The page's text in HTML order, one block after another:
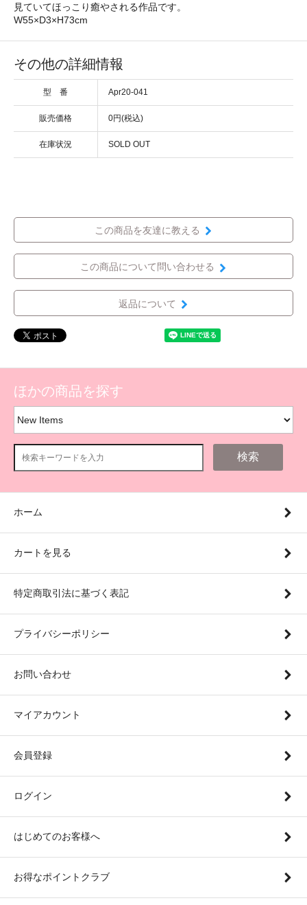
見ていてほっこり癒やされる作品です。
W55×D3×H73cm
その他の詳細情報
型 番 Apr20-041
販売価格 0円(税込)
在庫状況 SOLD OUT
この商品を友達に教える
この商品について問い合わせる
返品について
ほかの商品を探す
検索
ホーム
カートを見る
特定商取引法に基づく表記
プライバシーポリシー
お問い合わせ
マイアカウント
会員登録
ログイン
はじめてのお客様へ
お得なポイントクラブ